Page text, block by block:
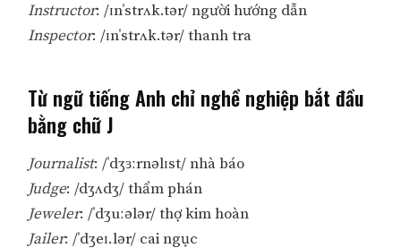
Instructor: /ɪnˈstrʌk.tər/ người hướng dẫn
Inspector: /ɪnˈstrʌk.tər/ thanh tra
Từ ngữ tiếng Anh chỉ nghề nghiệp bắt đầu
bằng chữ J
Journalist: /ˈdʒɜːrnəlɪst/ nhà báo
Judge: /dʒʌdʒ/ thẩm phán
Jeweler: /ˈdʒuːələr/ thợ kim hoàn
Jailer: /ˈdʒeɪ.lər/ cai ngục